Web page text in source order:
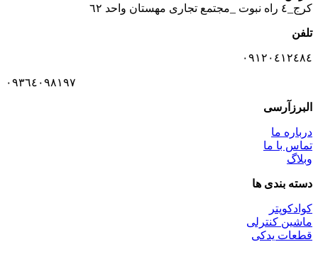
كرج_٤ راه نبوت _مجتمع تجارى مهستان واحد ٦٢
تلفن
٠٩١٢٠٤١٢٤٨٤
٠٩٣٦٤٠٩٨١٩٧
البرزآرسی
درباره ما
تماس با ما
وبلاگ
دسته بندی ها
کوادکوپتر
ماشین کنترلی
قطعات یدکی